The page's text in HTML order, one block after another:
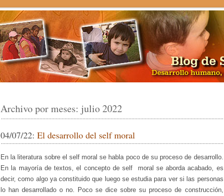
Archivo por meses: julio 2022
04/07/22: El desarrollo del self moral
En la literatura sobre el self moral se habla poco de su proceso de desarrollo.
En la mayoría de textos, el concepto de self moral se aborda acabado, es
decir, como algo ya constituido que luego se estudia para ver si las personas
lo han desarrollado o no. Poco se dice sobre su proceso de construcción,